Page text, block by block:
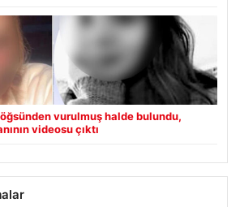
vurulmuş halde bulundu,
videosu çıktı